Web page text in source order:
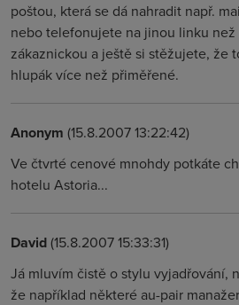
poštou, která se dá nahradit např.
nebo telefonujete na jinou linku
zákaznickou a ještě si stěžujete, že
hlupák více než přiměřené.
Anonym (15.8.2007 13:22:42)
Ve čtvrté cenové mnohdy potkáte
hotelu Astoria...
David(15.8.2007 15:33:31)
Já mluvím čistě o stylu vyjadřování,
že například některé au-pair